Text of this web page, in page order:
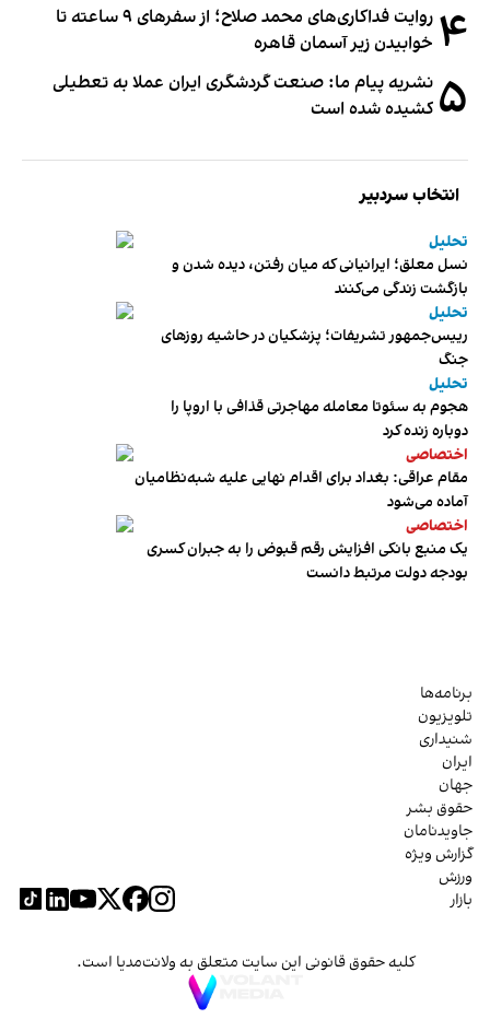
۴
روایت فداکاری‌های محمد صلاح؛ از سفرهای ۹ ساعته تا
خوابیدن زیر آسمان قاهره
۵ نشریه پیام ما: صنعت گردشگری ایران عملا به تعطیلی
کشیده شده است
انتخاب سردبیر
تحلیل
نسل معلق؛ ایرانیانی که میان رفتن، دیده شدن و
بازگشت زندگی می‌کنند
تحلیل
رییس‌جمهور تشریفات؛ پزشکیان در حاشیه روزهای
جنگ
تحلیل
هجوم به سئوتا معامله مهاجرتی قذافی با اروپا را
دوباره زنده کرد
اختصاصی
مقام عراقی: بغداد برای اقدام نهایی علیه شبه‌نظامیان
آماده می‌شود
اختصاصی
یک منبع بانکی افزایش رقم قبوض را به جبران کسری
بودجه دولت مرتبط دانست
برنامه‌ها
تلویزیون
شنیداری
ایران
جهان
حقوق بشر
جاویدنامان
گزارش ویژه
ورزش
بازار
کلیه حقوق قانونی این سایت متعلق به ولانت‌مدیا است.